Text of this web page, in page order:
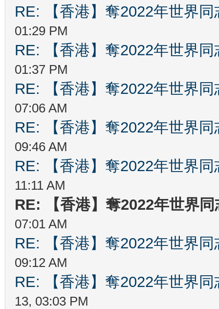
RE: 【香港】奪2022年世界
01:29 PM
RE: 【香港】奪2022年世界
01:37 PM
RE: 【香港】奪2022年世界
07:06 AM
RE: 【香港】奪2022年世界
09:46 AM
RE: 【香港】奪2022年世界
11:11 AM
RE: 【香港】奪2022年世界
07:01 AM
RE: 【香港】奪2022年世界
09:12 AM
RE: 【香港】奪2022年世界
13, 03:03 PM